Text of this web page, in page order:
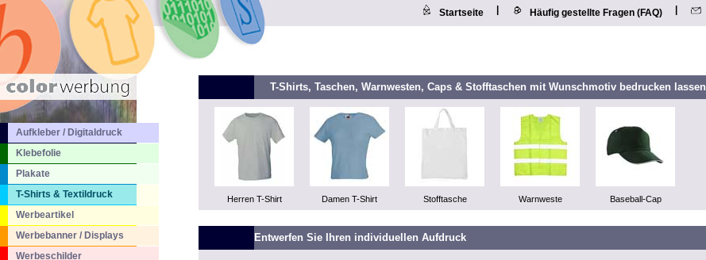
Startseite Häufig gestellte Fragen (FAQ)
Aufkleber / Digitaldruck
Klebefolie
Plakate
T-Shirts & Textildruck
Werbeartikel
Werbebanner / Displays
Werbeschilder
T-Shirts, Taschen, Warnwesten, Caps & Stofftaschen mit Wunschmotiv bedrucken lassen
Herren T-Shirt Damen T-Shirt Stofftasche Warnweste Baseball-Cap
Entwerfen Sie Ihren individuellen Aufdruck